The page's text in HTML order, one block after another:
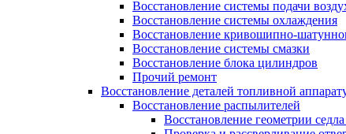
Восстановление системы подачи
Восстановление системы охлаждения
Восстановление кривошипно-
Восстановление системы смазки
Восстановление блока цилиндров
Прочий ремонт
Восстановление деталей топливной
Восстановление распылителей
Восстановление геометрии